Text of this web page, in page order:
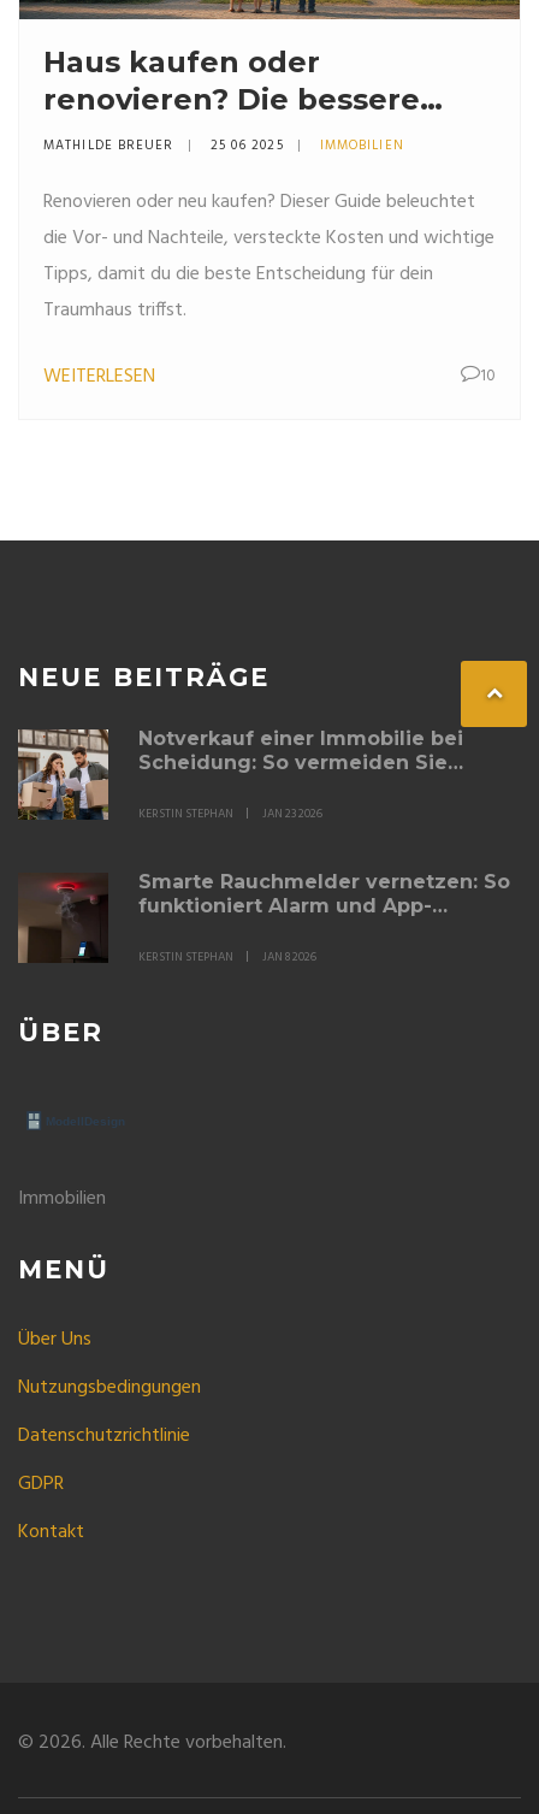
Haus kaufen oder
renovieren? Die bessere
Wahl für dein Zuhause
MATHILDE BREUER 25 06 2025 IMMOBILIEN
Renovieren oder neu kaufen? Dieser Guide beleuchtet
die Vor- und Nachteile, versteckte Kosten und wichtige
Tipps, damit du die beste Entscheidung für dein
Traumhaus triffst.
WEITERLESEN 10
NEUE BEITRÄGE
Notverkauf einer Immobilie bei
Scheidung: So vermeiden Sie
KERSTIN STEPHAN JAN 23 2026
Smarte Rauchmelder vernetzen: So
funktioniert Alarm und App-
KERSTIN STEPHAN JAN 8 2026
ÜBER
Immobilien
MENÜ
Über Uns
Nutzungsbedingungen
Datenschutzrichtlinie
GDPR
Kontakt
© 2026. Alle Rechte vorbehalten.